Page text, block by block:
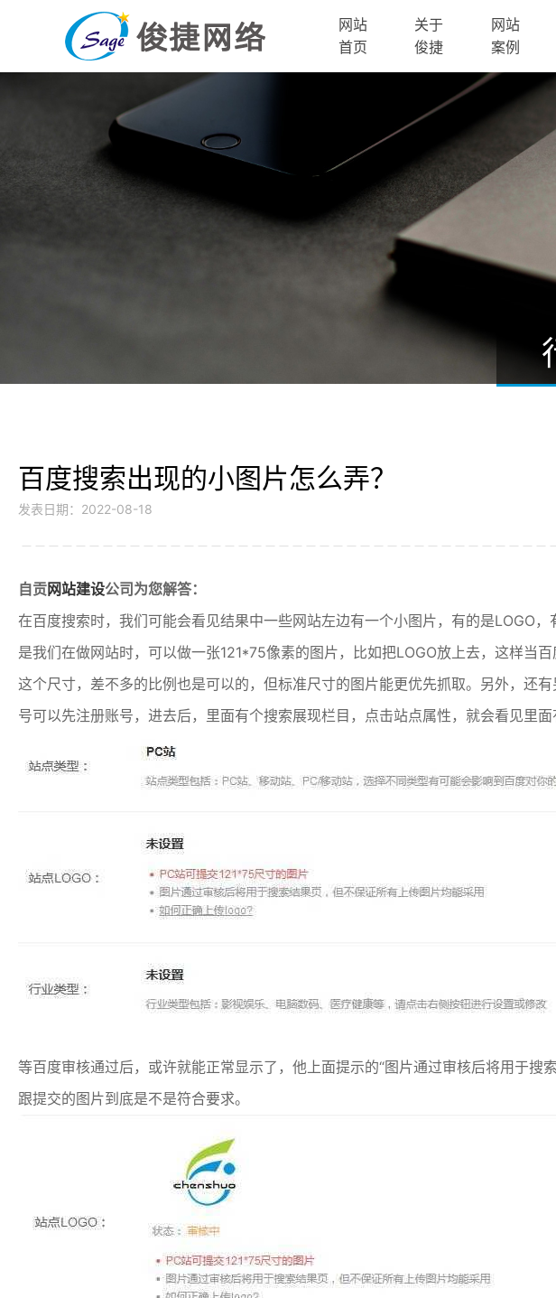
网站
首页
关于
俊捷
网站
案例
百度搜索出现的小图片怎么弄？
发表日期：2022-08-18
自贡网站建设公司为您解答：
在百度搜索时，我们可能会看见结果中一些网站左边有一个小图片，有的是LOGO
是我们在做网站时，可以做一张121*75像素的图片，比如把LOGO放上去，这样当
这个尺寸，差不多的比例也是可以的，但标准尺寸的图片能更优先抓取。另外，还
号可以先注册账号，进去后，里面有个搜索展现栏目，点击站点属性，就会看见里
等百度审核通过后，或许就能正常显示了，他上面提示的“图片通过审核后将用于搜
跟提交的图片到底是不是符合要求。